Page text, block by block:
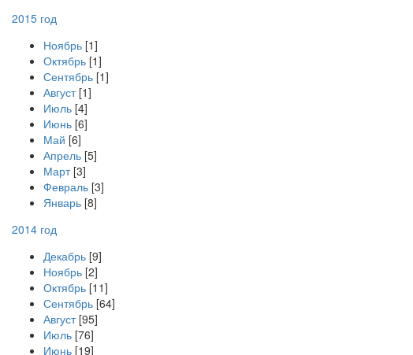
2015 год
Ноябрь [1]
Октябрь [1]
Сентябрь [1]
Август[1]
Июль [4]
Июнь [6]
Май [6]
Апрель [5]
Март[3]
Февраль [3]
Январь [8]
2014 год
Декабрь [9]
Ноябрь [2]
Октябрь [11]
Сентябрь [64]
Август[95]
Июль [76]
Июнь [19]